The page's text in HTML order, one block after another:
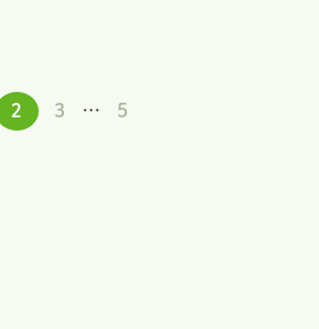
2 3 … 5